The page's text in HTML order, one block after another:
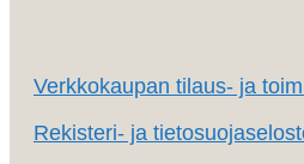
Verkkokaupan tilaus- ja
Rekisteri- ja